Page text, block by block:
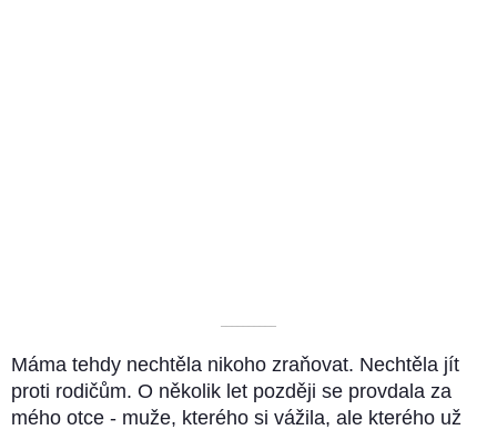
––––––––––
Máma tehdy nechtěla nikoho zraňovat. Nechtěla jít
proti rodičům. O několik let později se provdala za
mého otce - muže, kterého si vážila, ale kterého už